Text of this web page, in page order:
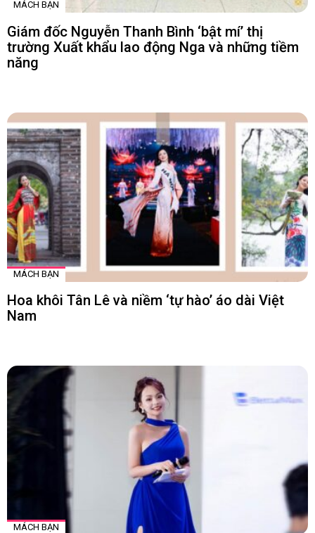
MÁCH BẠN
Giám đốc Nguyễn Thanh Bình ‘bật mí’ thị
trường Xuất khẩu lao động Nga và những tiềm
năng
MÁCH BẠN
Hoa khôi Tân Lê và niềm ‘tự hào’ áo dài Việt
Nam
MÁCH BẠN